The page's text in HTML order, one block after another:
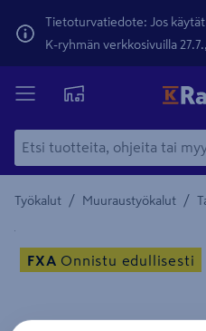
Tietoturvatiedote: Jos
K-ryhmän verkkosivuilla 27.7.,
Työkalut / Muuraustyökalut /
Yksityiskohtainen kuvaus
FXA Onnistu edullisesti